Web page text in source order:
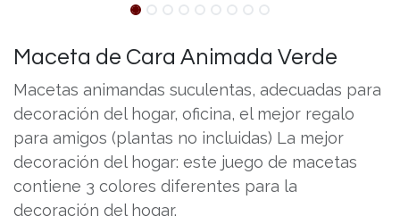
Maceta de Cara Animada Verde
Macetas animandas suculentas, adecuadas para
decoración del hogar, oficina, el mejor regalo
para amigos (plantas no incluidas) La mejor
decoración del hogar: este juego de macetas
contiene 3 colores diferentes para la
decoración del hogar.